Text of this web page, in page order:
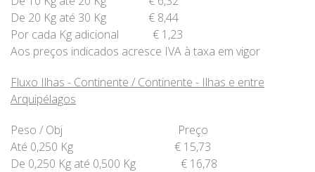
De 20 Kg até 30 Kg € 8,44
Por cada Kg adicional € 1,23
Aos preços indicados acresce IVA à taxa em vigor
Fluxo Ilhas - Continente / Continente - Ilhas e entre
Arquipélagos
Peso / Obj Preço
Até 0,250 Kg € 15,73
De 0,250 Kg até 0,500 Kg € 16,78